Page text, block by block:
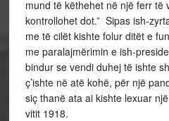
mund të këthehet në një ferr të
kontrollohet dot.” Sipas ish-
me të cilët kishte folur ditët e
me paralajmërimin e ish-
bindur se vendi duhej të ishte
ç’ishte në atë kohë, për një
siç thanë ata ai kishte lexuar
vitit 1918.